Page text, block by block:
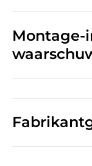
Montage-